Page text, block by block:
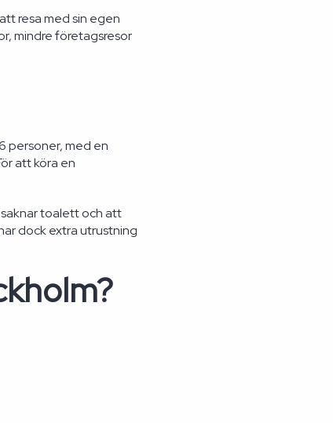
resa med sin egen
mindre företagsresor
personer, med en
att köra en
toalett och att
dock extra utrustning